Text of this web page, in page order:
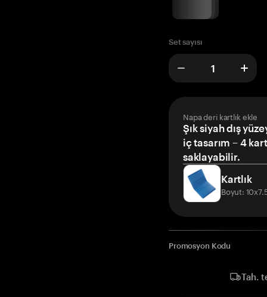
Set sayısı
Napa deri kartlık ekle
Şık siyah dış
iç tasarım – 4
saklayabilir.
Kartlık
Boyut:
Promosyon Kodu
Tah.